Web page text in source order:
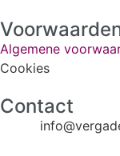
Algemene
Cookies
Contact